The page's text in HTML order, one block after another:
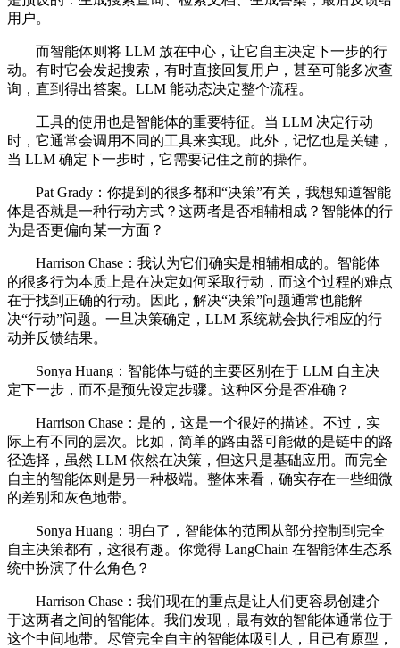
用户。
而智能体则将 LLM 放在中心，让它自主决定下一步的行
动。有时它会发起搜索，有时直接回复用户，甚至可能多次查
询，直到得出答案。LLM 能动态决定整个流程。
工具的使用也是智能体的重要特征。当 LLM 决定行动
时，它通常会调用不同的工具来实现。此外，记忆也是关键，
当 LLM 确定下一步时，它需要记住之前的操作。
Pat Grady：你提到的很多都和“决策”有关，我想知道智能
体是否就是一种行动方式？这两者是否相辅相成？智能体的行
为是否更偏向某一方面？
Harrison Chase：我认为它们确实是相辅相成的。智能体
的很多行为本质上是在决定如何采取行动，而这个过程的难点
在于找到正确的行动。因此，解决“决策”问题通常也能解
决“行动”问题。一旦决策确定，LLM 系统就会执行相应的行
动并反馈结果。
Sonya Huang：智能体与链的主要区别在于 LLM 自主决
定下一步，而不是预先设定步骤。这种区分是否准确？
Harrison Chase：是的，这是一个很好的描述。不过，实
际上有不同的层次。比如，简单的路由器可能做的是链中的路
径选择，虽然 LLM 依然在决策，但这只是基础应用。而完全
自主的智能体则是另一种极端。整体来看，确实存在一些细微
的差别和灰色地带。
Sonya Huang：明白了，智能体的范围从部分控制到完全
自主决策都有，这很有趣。你觉得 LangChain 在智能体生态系
统中扮演了什么角色？
Harrison Chase：我们现在的重点是让人们更容易创建介
于这两者之间的智能体。我们发现，最有效的智能体通常位于
这个中间地带。尽管完全自主的智能体吸引人，且已有原型，